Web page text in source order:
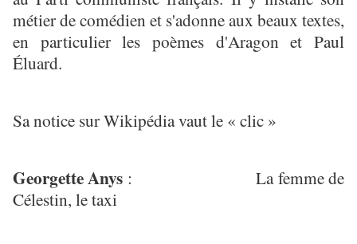
métier de comédien et s'adonne aux beaux textes,
en particulier les poèmes d'Aragon et Paul
Éluard.
Sa notice sur Wikipédia vaut le « clic »
Georgette Anys : La femme de
Célestin, le taxi